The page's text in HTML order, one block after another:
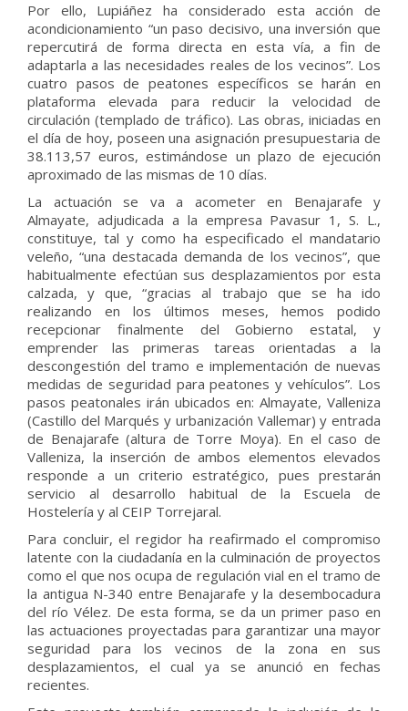
Por ello, Lupiáñez ha considerado esta acción de
acondicionamiento “un paso decisivo, una inversión que
repercutirá de forma directa en esta vía, a fin de
adaptarla a las necesidades reales de los vecinos”. Los
cuatro pasos de peatones específicos se harán en
plataforma elevada para reducir la velocidad de
circulación (templado de tráfico). Las obras, iniciadas en
el día de hoy, poseen una asignación presupuestaria de
38.113,57 euros, estimándose un plazo de ejecución
aproximado de las mismas de 10 días.
La actuación se va a acometer en Benajarafe y
Almayate, adjudicada a la empresa Pavasur 1, S. L.,
constituye, tal y como ha especificado el mandatario
veleño, “una destacada demanda de los vecinos”, que
habitualmente efectúan sus desplazamientos por esta
calzada, y que, “gracias al trabajo que se ha ido
realizando en los últimos meses, hemos podido
recepcionar finalmente del Gobierno estatal, y
emprender las primeras tareas orientadas a la
descongestión del tramo e implementación de nuevas
medidas de seguridad para peatones y vehículos”. Los
pasos peatonales irán ubicados en: Almayate, Valleniza
(Castillo del Marqués y urbanización Vallemar) y entrada
de Benajarafe (altura de Torre Moya). En el caso de
Valleniza, la inserción de ambos elementos elevados
responde a un criterio estratégico, pues prestarán
servicio al desarrollo habitual de la Escuela de
Hostelería y al CEIP Torrejaral.
Para concluir, el regidor ha reafirmado el compromiso
latente con la ciudadanía en la culminación de proyectos
como el que nos ocupa de regulación vial en el tramo de
la antigua N-340 entre Benajarafe y la desembocadura
del río Vélez. De esta forma, se da un primer paso en
las actuaciones proyectadas para garantizar una mayor
seguridad para los vecinos de la zona en sus
desplazamientos, el cual ya se anunció en fechas
recientes.